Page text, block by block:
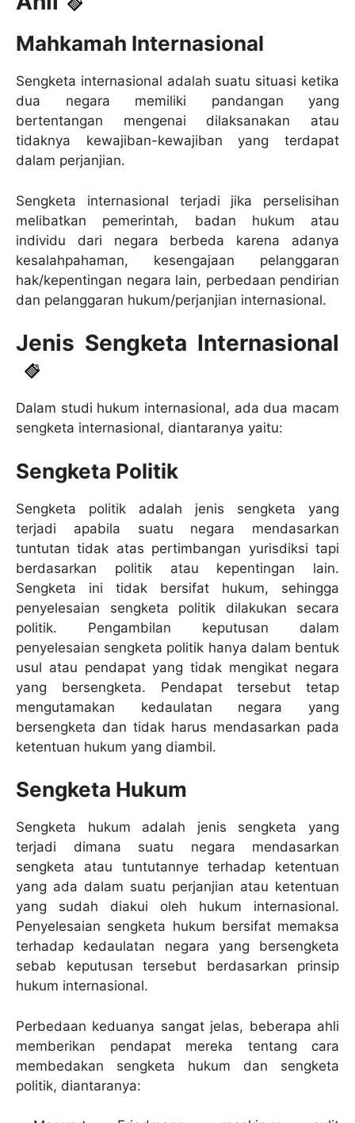
Mahkamah Internasional
Sengketa internasional adalah suatu situasi ketika
dua negara memiliki pandangan yang
bertentangan mengenai dilaksanakan atau
tidaknya kewajiban-kewajiban yang terdapat
dalam perjanjian.
Sengketa internasional terjadi jika perselisihan
melibatkan pemerintah, badan hukum atau
individu dari negara berbeda karena adanya
kesalahpahaman, kesengajaan pelanggaran
hak/kepentingan negara lain, perbedaan pendirian
dan pelanggaran hukum/perjanjian internasional.
Jenis Sengketa Internasional
Dalam studi hukum internasional, ada dua macam
sengketa internasional, diantaranya yaitu:
Sengketa Politik
Sengketa politik adalah jenis sengketa yang
terjadi apabila suatu negara mendasarkan
tuntutan tidak atas pertimbangan yurisdiksi tapi
berdasarkan politik atau kepentingan lain.
Sengketa ini tidak bersifat hukum, sehingga
penyelesaian sengketa politik dilakukan secara
politik. Pengambilan keputusan dalam
penyelesaian sengketa politik hanya dalam bentuk
usul atau pendapat yang tidak mengikat negara
yang bersengketa. Pendapat tersebut tetap
mengutamakan kedaulatan negara yang
bersengketa dan tidak harus mendasarkan pada
ketentuan hukum yang diambil.
Sengketa Hukum
Sengketa hukum adalah jenis sengketa yang
terjadi dimana suatu negara mendasarkan
sengketa atau tuntutannye terhadap ketentuan
yang ada dalam suatu perjanjian atau ketentuan
yang sudah diakui oleh hukum internasional.
Penyelesaian sengketa hukum bersifat memaksa
terhadap kedaulatan negara yang bersengketa
sebab keputusan tersebut berdasarkan prinsip
hukum internasional.
Perbedaan keduanya sangat jelas, beberapa ahli
memberikan pendapat mereka tentang cara
membedakan sengketa hukum dan sengketa
politik, diantaranya: